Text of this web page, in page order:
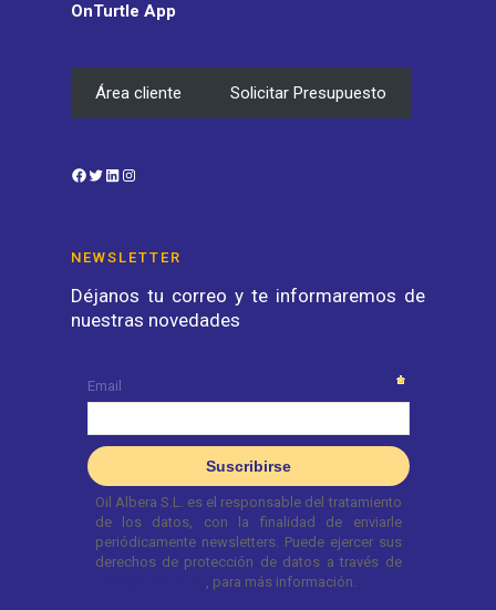
OnTurtle App
Área cliente Solicitar Presupuesto
Facebook
TwitterLinkedIn
NEWSLETTER
Déjanos tu correo y te informaremos de
nuestras novedades